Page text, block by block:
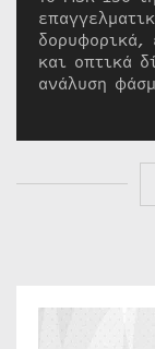
δορυφορικά,
και οπτικά
ανάλυση